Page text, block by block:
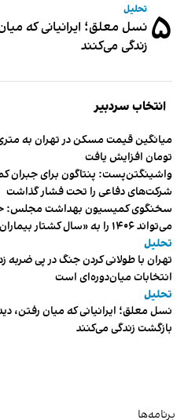
۵ تحلیل
نسل معلق؛ ایرانیانی که
زندگی می‌کنند
انتخاب سردبیر
تومان افزایش یافت
واشینگتن‌پست: پنتاگون برای جبران
شرکت‌های دفاعی را تحت فشار گذاشت
سخنگوی کمیسیون بهداشت مجلس:
می‌تواند ۱۴۰۶ را به «سال کشتار بیماران» تبدیل کند
تحلیل
تهران با طولانی کردن جنگ در پی ضربه
انتخابات میان‌دوره‌ای است
تحلیل
نسل معلق؛ ایرانیانی که میان رفتن،
بازگشت زندگی می‌کنند
برنامه‌ها